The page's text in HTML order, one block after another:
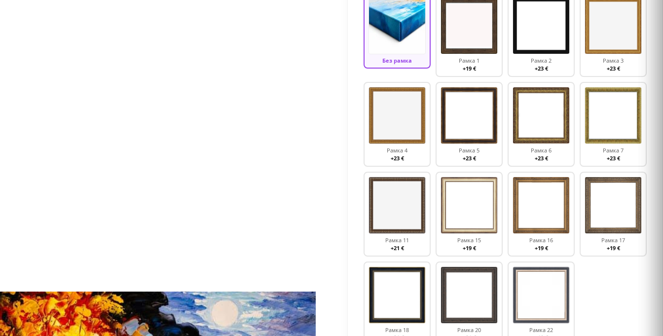
Без рамка
Рамка 1
+19 €
Рамка 2
+23 €
Рамка 3
+23 €
Рамка 4
+23 €
Рамка 5
+23 €
Рамка 6
+23 €
Рамка 7
+23 €
Рамка 11
+21 €
Рамка 15
+19 €
Рамка 16
+19 €
Рамка 17
+19 €
Рамка 18
Рамка 20
Рамка 22